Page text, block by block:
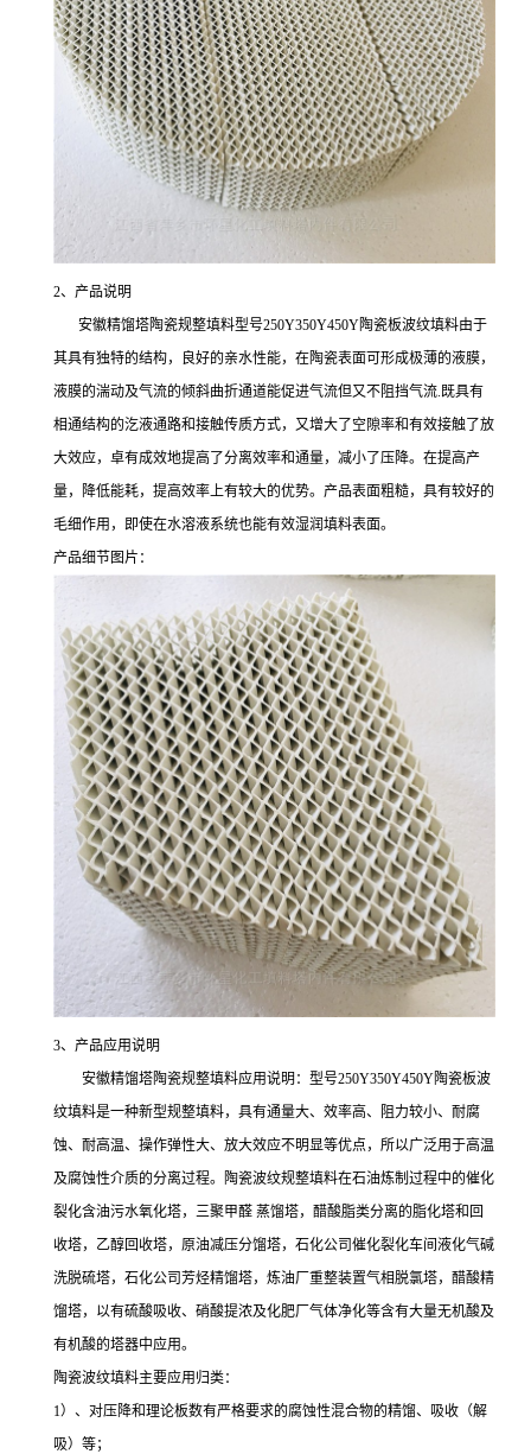
2、产品说明
安徽精馏塔陶瓷规整填料型号250Y350Y450Y陶瓷板波纹填料由于
其具有独特的结构，良好的亲水性能，在陶瓷表面可形成极薄的液膜，
液膜的湍动及气流的倾斜曲折通道能促进气流但又不阻挡气流.既具有
相通结构的汔液通路和接触传质方式，又增大了空隙率和有效接触了放
大效应，卓有成效地提高了分离效率和通量，减小了压降。在提高产
量，降低能耗，提高效率上有较大的优势。产品表面粗糙，具有较好的
毛细作用，即使在水溶液系统也能有效湿润填料表面。
产品细节图片：
3、产品应用说明
安徽精馏塔陶瓷规整填料应用说明：型号250Y350Y450Y陶瓷板波
纹填料是一种新型规整填料，具有通量大、效率高、阻力较小、耐腐
蚀、耐高温、操作弹性大、放大效应不明显等优点，所以广泛用于高温
及腐蚀性介质的分离过程。陶瓷波纹规整填料在石油炼制过程中的催化
裂化含油污水氧化塔，三聚甲醛 蒸馏塔，醋酸脂类分离的脂化塔和回
收塔，乙醇回收塔，原油减压分馏塔，石化公司催化裂化车间液化气碱
洗脱硫塔，石化公司芳烃精馏塔，炼油厂重整装置气相脱氯塔，醋酸精
馏塔，以有硫酸吸收、硝酸提浓及化肥厂气体净化等含有大量无机酸及
有机酸的塔器中应用。
陶瓷波纹填料主要应用归类：
1）、对压降和理论板数有严格要求的腐蚀性混合物的精馏、吸收（解
吸）等；